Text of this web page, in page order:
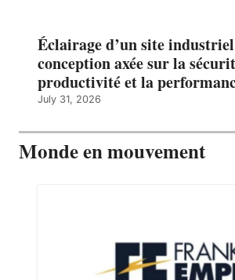
Éclairage d’un site
conception axée sur la
productivité et la
July 31, 2026
Monde en mouvement